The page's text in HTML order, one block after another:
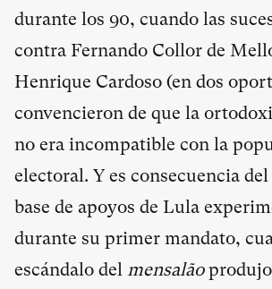
durante los 90, cuando las
contra Fernando Collor de
Henrique Cardoso (en dos
convencieron de que la
no era incompatible con la
electoral. Y es consecuencia
base de apoyos de Lula
durante su primer mandato,
escándalo del mensalão